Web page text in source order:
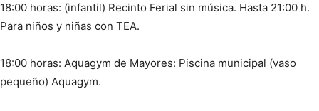
18:00 horas: (infantil) Recinto Ferial sin música. Hasta 21:00 h.
Para niños y niñas con TEA.
18:00 horas: Aquagym de Mayores: Piscina municipal (vaso
pequeño) Aquagym.